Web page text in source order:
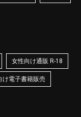
女性向け通販 R-18
け電子書籍販売